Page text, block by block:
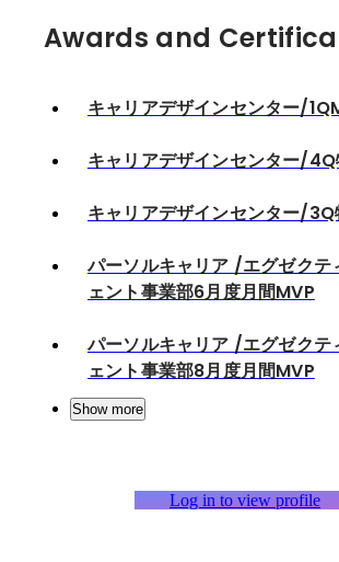
Awards and
キャリアデザインセンター/
キャリアデザインセンター/
キャリアデザインセンター/3Q
パーソルキャリア /エグゼクテ
ェント事業部6月度月間MVP
パーソルキャリア /エグゼクテ
ェント事業部8月度月間MVP
Show more
Log in to view profile